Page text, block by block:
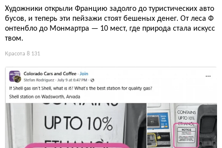
Художники открыли Францию задолго до туристических авто
бусов, и теперь эти пейзажи стоят бешеных денег. От леса Ф
онтенбло до Монмартра — 10 мест, где природа стала искусс
твом.
Красота 8 131